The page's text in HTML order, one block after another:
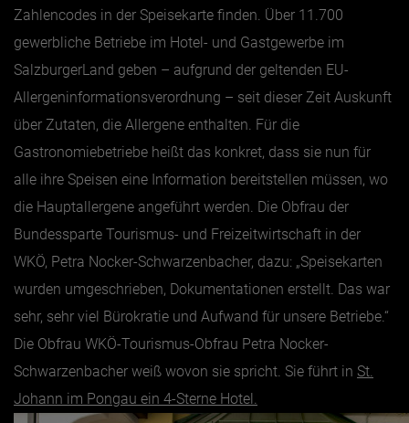
Hotel & Reise
Archiv
BEITRÄGE NACH MONAT
März
April
Mai
Juni
Juli
August
September
Zahlencodes in der Speisekarte finden. Über 11.700
gewerbliche Betriebe im Hotel- und Gastgewerbe im
SalzburgerLand geben – aufgrund der geltenden EU-
Allergeninformationsverordnung – seit dieser Zeit Auskunft
über Zutaten, die Allergene enthalten. Für die
Gastronomiebetriebe heißt das konkret, dass sie nun für
alle ihre Speisen eine Information bereitstellen müssen, wo
die Hauptallergene angeführt werden. Die Obfrau der
Bundessparte Tourismus- und Freizeitwirtschaft in der
WKÖ, Petra Nocker-Schwarzenbacher, dazu: „Speisekarten
wurden umgeschrieben, Dokumentationen erstellt. Das war
sehr, sehr viel Bürokratie und Aufwand für unsere Betriebe.“
Die Obfrau WKÖ-Tourismus-Obfrau Petra Nocker-
Schwarzenbacher weiß wovon sie spricht. Sie führt in St.
Johann im Pongau ein 4-Sterne Hotel.